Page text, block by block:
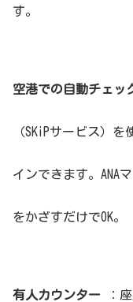
す。
空港での自動チェッ
（SKiPサービス）
インできます。ANA
をかざすだけでOK。
有人カウンター ：